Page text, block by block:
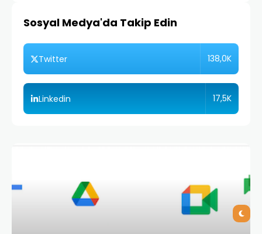
Sosyal Medya'da Takip Edin
Twitter 138,0K
Linkedin 17,5K